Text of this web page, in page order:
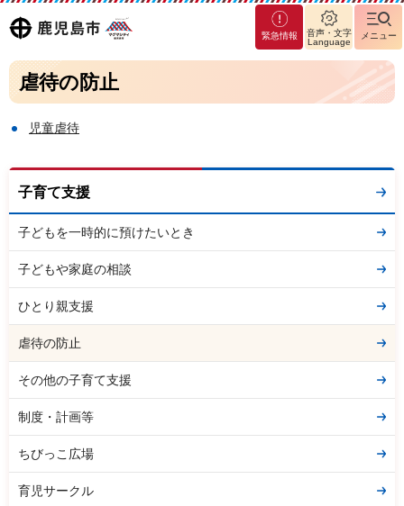
鹿児島
市
マグ
マシ
ティ
鹿児
島市
緊急情報
音声・文字
Language
メニュー
虐待の防止
児童虐待
子育て支援
子どもを一時的に預けたいとき
子どもや家庭の相談
ひとり親支援
虐待の防止
その他の子育て支援
制度・計画等
ちびっこ広場
育児サークル